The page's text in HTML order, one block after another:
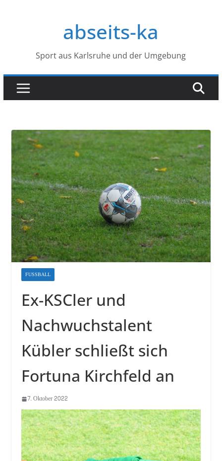
abseits-ka
Sport aus Karlsruhe und der Umgebung
FUSSBALL
Ex-KSCler und
Nachwuchstalent
Kübler schließt sich
Fortuna Kirchfeld an
7. Oktober 2022